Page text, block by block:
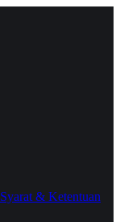
Syarat & Ketentuan